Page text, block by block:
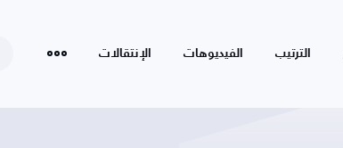
الترتيب الفيديوهات الإنتقالات